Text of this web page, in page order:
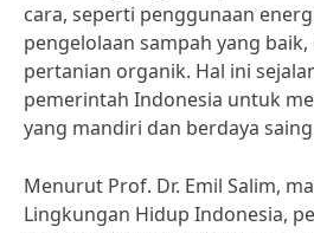
cara, seperti penggunaan
pengelolaan sampah yang
pertanian organik. Hal ini
pemerintah Indonesia untuk
yang mandiri dan berdaya
Menurut Prof. Dr. Emil Salim,
Lingkungan Hidup Indonesia,